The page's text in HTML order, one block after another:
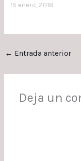
15 enero, 2018
← Entrada anterior
Deja un